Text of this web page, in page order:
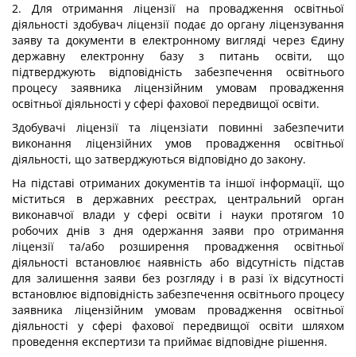
2. Для отримання ліцензії на провадження освітньої
діяльності здобувач ліцензії подає до органу ліцензування
заяву та документи в електронному вигляді через Єдину
державну електронну базу з питань освіти, що
підтверджують відповідність забезпечення освітнього
процесу заявника ліцензійним умовам провадження
освітньої діяльності у сфері фахової передвищої освіти.
Здобувачі ліцензії та ліцензіати повинні забезпечити
виконання ліцензійних умов провадження освітньої
діяльності, що затверджуються відповідно до закону.
На підставі отриманих документів та іншої інформації, що
міститься в державних реєстрах, центральний орган
виконавчої влади у сфері освіти і науки протягом 10
робочих днів з дня одержання заяви про отримання
ліцензії та/або розширення провадження освітньої
діяльності встановлює наявність або відсутність підстав
для залишення заяви без розгляду і в разі їх відсутності
встановлює відповідність забезпечення освітнього процесу
заявника ліцензійним умовам провадження освітньої
діяльності у сфері фахової передвищої освіти шляхом
проведення експертизи та приймає відповідне рішення.